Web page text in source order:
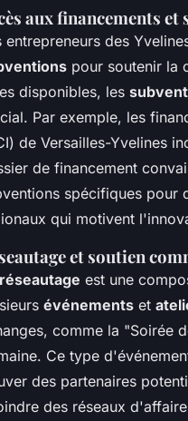
aux financements
entrepreneurs des
pour soutenir la
disponibles, les
Par exemple, les
de Versailles-Yvelines
de financement
spécifiques pour
qui motivent
et soutien
réseautage est une
événements et
comme la "Soirée
Ce type
des partenaires
des réseaux